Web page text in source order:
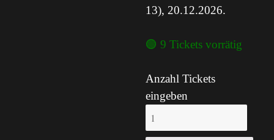
13), 20.12.2026.
🟢 9 Tickets vorrätig
Anzahl Tickets
eingeben
Der
Herr